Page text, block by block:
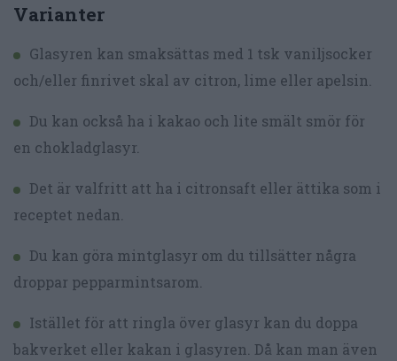
Varianter
Glasyren kan smaksättas med 1 tsk vaniljsocker
och/eller finrivet skal av citron, lime eller apelsin.
Du kan också ha i kakao och lite smält smör för
en chokladglasyr.
Det är valfritt att ha i citronsaft eller ättika som i
receptet nedan.
Du kan göra mintglasyr om du tillsätter några
droppar pepparmintsarom.
Istället för att ringla över glasyr kan du doppa
bakverket eller kakan i glasyren. Då kan man även